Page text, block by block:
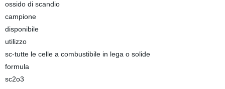
ossido di scandio
campione
disponibile
utilizzo
sc-tutte le celle a combustibile in lega o solide
formula
sc2o3